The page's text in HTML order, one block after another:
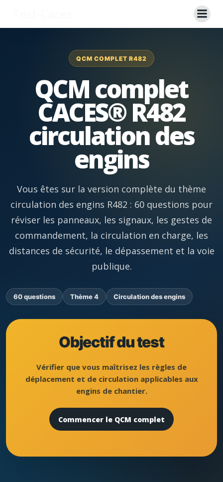
contenu
QCM COMPLET R482
QCM complet
CACES® R482
circulation des
engins
Vous êtes sur la version complète du thème
circulation des engins R482 : 60 questions pour
réviser les panneaux, les signaux, les gestes de
commandement, la circulation en charge, les
distances de sécurité, le dépassement et la voie
publique.
60 questions Thème 4 Circulation des engins
Objectif du test
Vérifier que vous maîtrisez les règles de
déplacement et de circulation applicables aux
engins de chantier.
Commencer le QCM complet